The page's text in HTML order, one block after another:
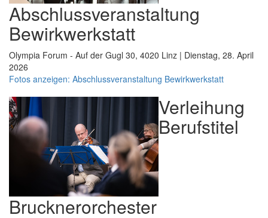
Abschlussveranstaltung
Bewirkwerkstatt
Olympia Forum - Auf der Gugl 30, 4020 Linz | Dienstag, 28. April
2026
Fotos anzeigen: Abschlussveranstaltung Bewirkwerkstatt
Verleihung
Berufstitel
Brucknerorchester